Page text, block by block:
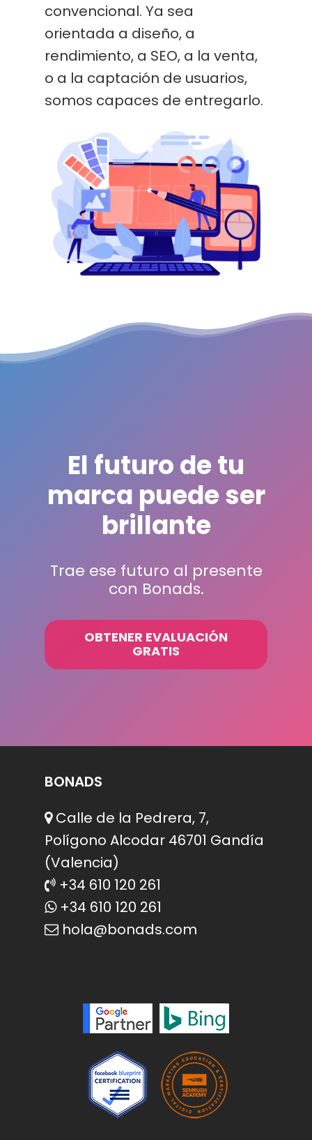
convencional. Ya sea
orientada a diseño, a
rendimiento, a SEO, a la venta,
o a la captación de usuarios,
somos capaces de entregarlo.
El futuro de tu
marca puede ser
brillante
Trae ese futuro al presente
con Bonads.
OBTENER EVALUACIÓN
GRATIS
BONADS
Calle de la Pedrera, 7,
Polígono Alcodar 46701 Gandía
(Valencia)
+34 610 120 261
+34 610 120 261
hola@bonads.com